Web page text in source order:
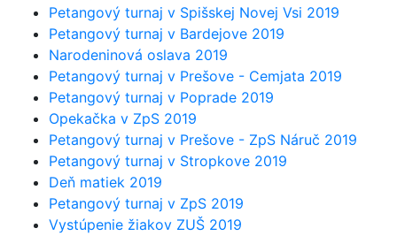
Petangový turnaj v Spišskej Novej Vsi 2019
Petangový turnaj v Bardejove 2019
Narodeninová oslava 2019
Petangový turnaj v Prešove - Cemjata 2019
Petangový turnaj v Poprade 2019
Opekačka v ZpS 2019
Petangový turnaj v Prešove - ZpS Náruč 2019
Petangový turnaj v Stropkove 2019
Deň matiek 2019
Petangový turnaj v ZpS 2019
Vystúpenie žiakov ZUŠ 2019